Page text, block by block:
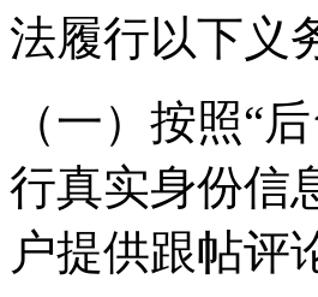
法履行以下义
（一）按照“
行真实身份信
户提供跟帖评